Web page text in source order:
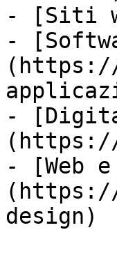
- [Siti
-
(https://
-
(https://
- [Web
(https://
design)